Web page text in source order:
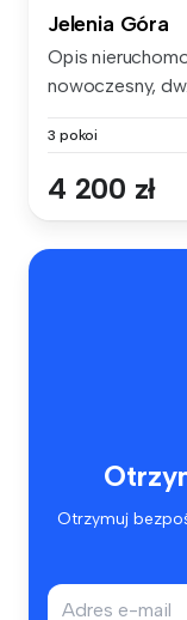
Jelenia Góra
Opis
nowoczesny, dw...
3 pokoi
4 200 zł
Otrzymuj